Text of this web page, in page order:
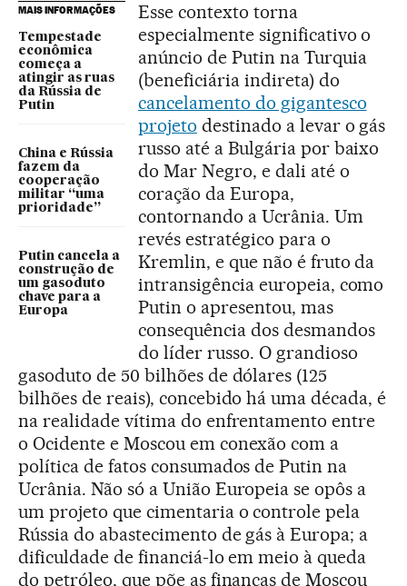
MAIS INFORMAÇÕES
Tempestade
econômica
começa a
atingir as ruas
da Rússia de
Putin
China e Rússia
fazem da
cooperação
militar “uma
prioridade”
Putin cancela a
construção de
um gasoduto
chave para a
Europa
Esse contexto torna
especialmente significativo o
anúncio de Putin na Turquia
(beneficiária indireta) do
cancelamento do gigantesco
projeto destinado a levar o gás
russo até a Bulgária por baixo
do Mar Negro, e dali até o
coração da Europa,
contornando a Ucrânia. Um
revés estratégico para o
Kremlin, e que não é fruto da
intransigência europeia, como
Putin o apresentou, mas
consequência dos desmandos
do líder russo. O grandioso
gasoduto de 50 bilhões de dólares (125
bilhões de reais), concebido há uma década, é
na realidade vítima do enfrentamento entre
o Ocidente e Moscou em conexão com a
política de fatos consumados de Putin na
Ucrânia. Não só a União Europeia se opôs a
um projeto que cimentaria o controle pela
Rússia do abastecimento de gás à Europa; a
dificuldade de financiá-lo em meio à queda
do petróleo, que põe as finanças de Moscou